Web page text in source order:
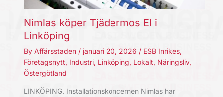
Nimlas köper Tjädermos El i
Linköping
By Affärsstaden / januari 20, 2026 / ESB Inrikes,
Företagsnytt, Industri, Linköping, Lokalt, Näringsliv,
Östergötland
LINKÖPING. Installationskoncernen Nimlas har